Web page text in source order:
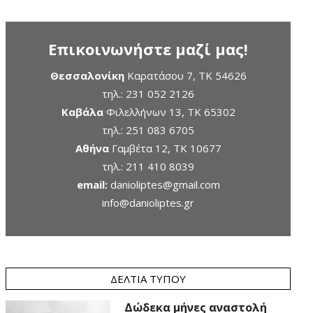
Επικοινωνήστε μαζί μας!
ΘεσσαλονίκηΚαρατάσου 7, TK 54626
τηλ.: 231 052 2126
ΚαβάλαΦιλελλήνων 13, ΤΚ 65302
τηλ.: 251 083 6705
ΑθήναΓαμβέτα 12, ΤΚ 10677
τηλ.: 211 410 8039
email: danioliptes@gmail.com
info@danioliptes.gr
ΔΕΛΤΊΑ ΤΎΠΟΥ
Δώδεκα μήνες αναστολή